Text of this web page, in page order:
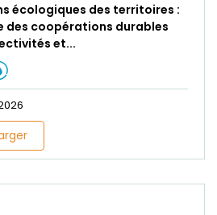
écologiques des territoires :
des coopérations durables
et...